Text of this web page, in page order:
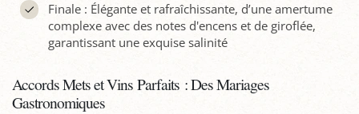
Finale : Élégante et rafraîchissante, d’une amertume
complexe avec des notes d'encens et de giroflée,
garantissant une exquise salinité
Accords Mets et Vins Parfaits : Des Mariages
Gastronomiques